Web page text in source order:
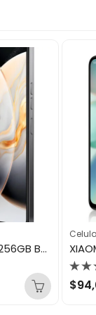
TECNO CAMON 30 8GB/256GB BASALTIC DARK
con
$